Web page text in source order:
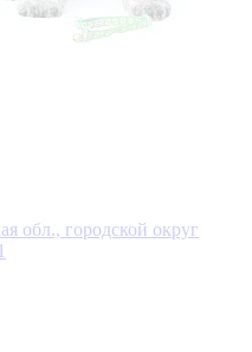
обл., городской округ